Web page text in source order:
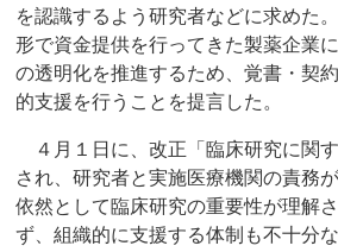
を認識するよう研究者などに求めた
形で資金提供を行ってきた製薬企業
の透明化を推進するため、覚書・契
的支援を行うことを提言した。
４月１日に、改正「臨床研究に関
され、研究者と実施医療機関の責務
依然として臨床研究の重要性が理解
ず、組織的に支援する体制も不十分